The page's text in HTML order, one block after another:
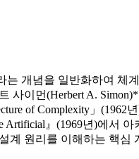
는 개념을 일반화하여 체
사이먼(Herbert A.
of Complexity」(1962
Artificial』(1969년)에서
계 원리를 이해하는 핵심